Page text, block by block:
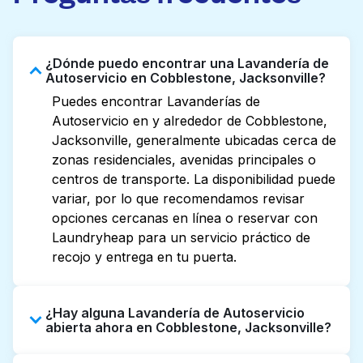
¿Dónde puedo encontrar una Lavandería de
Autoservicio en Cobblestone, Jacksonville?
Puedes encontrar Lavanderías de
Autoservicio en y alrededor de Cobblestone,
Jacksonville, generalmente ubicadas cerca de
zonas residenciales, avenidas principales o
centros de transporte. La disponibilidad puede
variar, por lo que recomendamos revisar
opciones cercanas en línea o reservar con
Laundryheap para un servicio práctico de
recojo y entrega en tu puerta.
¿Hay alguna Lavandería de Autoservicio
abierta ahora en Cobblestone, Jacksonville?